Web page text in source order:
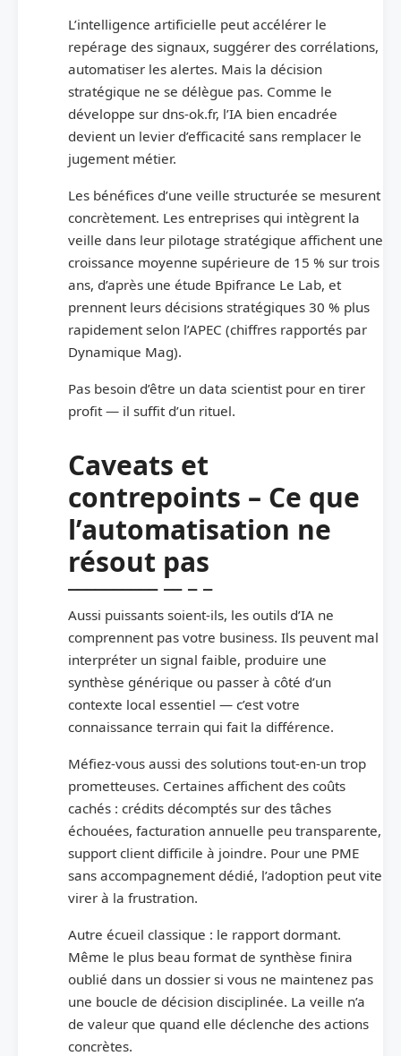
L’intelligence artificielle peut accélérer le
repérage des signaux, suggérer des corrélations,
automatiser les alertes. Mais la décision
stratégique ne se délègue pas. Comme le
développe sur dns-ok.fr, l’IA bien encadrée
devient un levier d’efficacité sans remplacer le
jugement métier.
Les bénéfices d’une veille structurée se mesurent
concrètement. Les entreprises qui intègrent la
veille dans leur pilotage stratégique affichent une
croissance moyenne supérieure de 15 % sur trois
ans, d’après une étude Bpifrance Le Lab, et
prennent leurs décisions stratégiques 30 % plus
rapidement selon l’APEC (chiffres rapportés par
Dynamique Mag).
Pas besoin d’être un data scientist pour en tirer
profit — il suffit d’un rituel.
Caveats et
contrepoints – Ce que
l’automatisation ne
résout pas
Aussi puissants soient-ils, les outils d’IA ne
comprennent pas votre business. Ils peuvent mal
interpréter un signal faible, produire une
synthèse générique ou passer à côté d’un
contexte local essentiel — c’est votre
connaissance terrain qui fait la différence.
Méfiez-vous aussi des solutions tout-en-un trop
prometteuses. Certaines affichent des coûts
cachés : crédits décomptés sur des tâches
échouées, facturation annuelle peu transparente,
support client difficile à joindre. Pour une PME
sans accompagnement dédié, l’adoption peut vite
virer à la frustration.
Autre écueil classique : le rapport dormant.
Même le plus beau format de synthèse finira
oublié dans un dossier si vous ne maintenez pas
une boucle de décision disciplinée. La veille n’a
de valeur que quand elle déclenche des actions
concrètes.